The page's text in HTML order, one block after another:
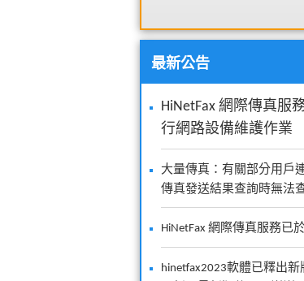
最新公告
HiNetFax 網際傳真服
行網路設備維護作業
大量傳真：有關部分用戶
傳真發送結果查詢時無法
HiNetFax 網際傳真服務已
hinetfax2023軟體已釋出